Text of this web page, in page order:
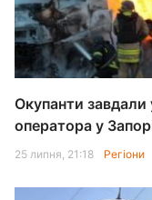
Окупанти завдали
оператора у
25 липня, 21:18 Регіони